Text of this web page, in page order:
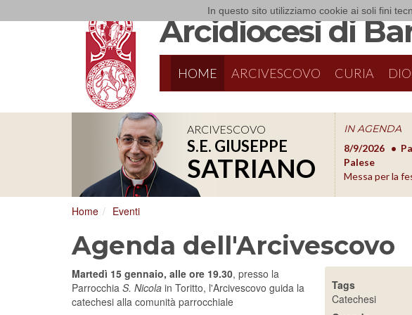
In questo sito utilizziamo cookie ai soli fini
Arcidiocesi di
HOME ARCIVESCOVO CURIA
ARCIVESCOVO
S.E. GIUSEPPE
SATRIANO
IN AGENDA
8/17/2026
Conversano
Conferenza Episcopale Pugliese
8/9/2026
Palese
Messa per la
Home Eventi
Agenda dell'Arcivescovo
Tags
Catechesi
Martedì 15 gennaio, alle ore 19.30, presso la
Parrocchia S. Nicola in Toritto, l'Arcivescovo guida la
catechesi alla comunità parrocchiale